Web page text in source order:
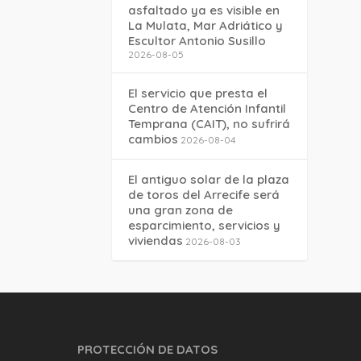
asfaltado ya es visible en
La Mulata, Mar Adriático y
Escultor Antonio Susillo
2026-08-05
El servicio que presta el
Centro de Atención Infantil
Temprana (CAIT), no sufrirá
cambios 2026-08-04
El antiguo solar de la plaza
de toros del Arrecife será
una gran zona de
esparcimiento, servicios y
viviendas 2026-08-03
PROTECCIÓN DE DATOS